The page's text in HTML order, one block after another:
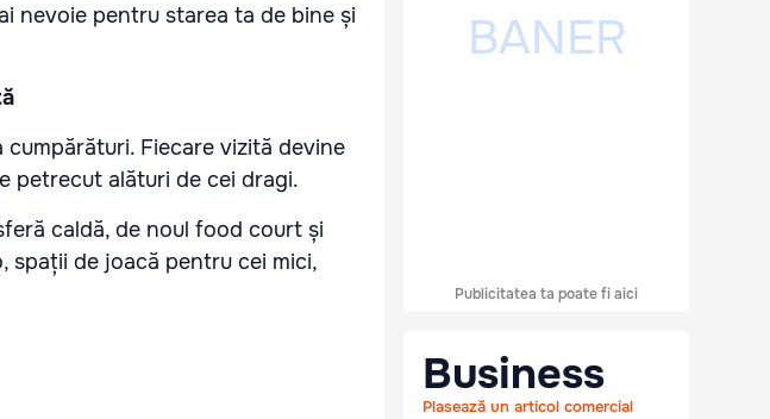
nevoie pentru starea ta de bine și
Fiecare vizită devine
petrecut alături de cei dragi.
caldă, de noul food court și
de joacă pentru cei mici,
Publicitatea ta poate fi aici
Business
Plasează un articol comercial